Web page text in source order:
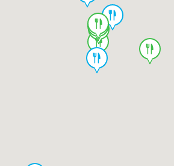
food
food
food
food
food
food
food